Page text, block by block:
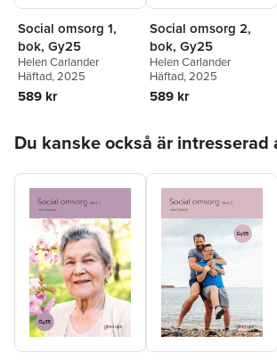
Social omsorg 1,
bok, Gy25
Helen Carlander
Häftad, 2025
589 kr
Social omsorg 2,
bok, Gy25
Helen Carlander
Häftad, 2025
589 kr
Du kanske också är intresserad